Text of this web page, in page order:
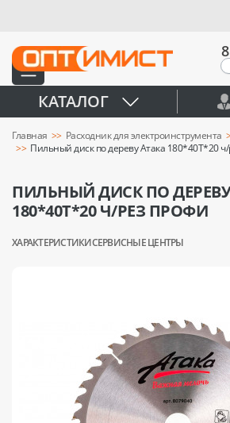
КАТАЛОГ
Главная Расходник для электроинструмента
Пильный диск по дереву Атака 180*40T*20
ПИЛЬНЫЙ ДИСК ПО
180*40T*20 Ч/РЕЗ ПРОФИ
ХАРАКТЕРИСТИКИСЕРВИСНЫЕ ЦЕНТРЫ